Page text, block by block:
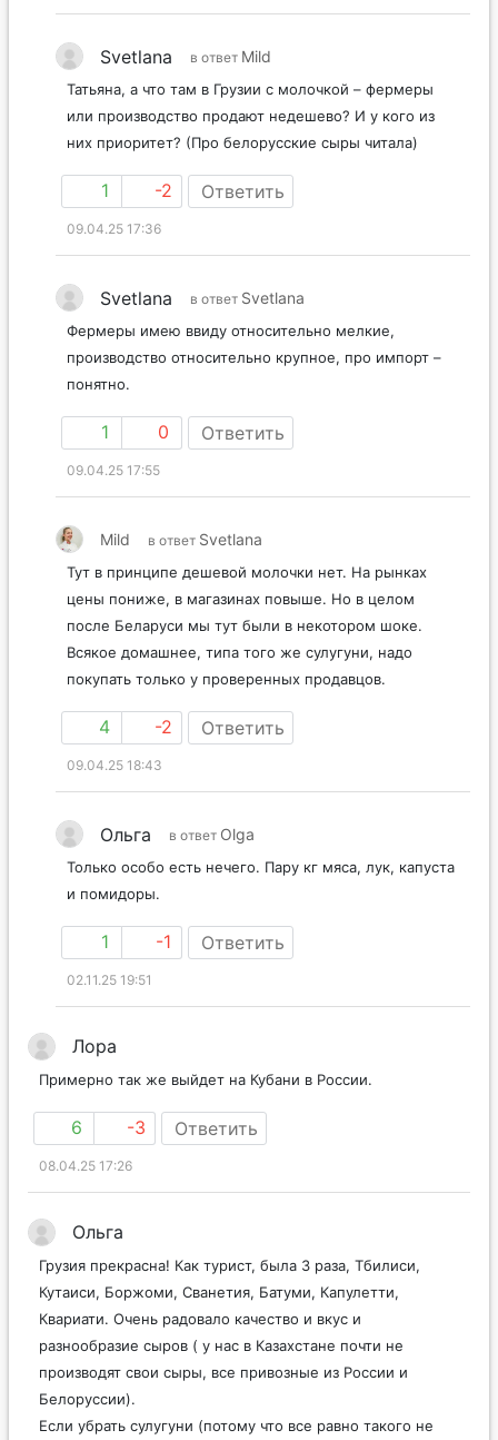
Svetlana в ответ Mild
Татьяна, а что там в Грузии с молочкой – фермеры
или производство продают недешево? И у кого из
них приоритет? (Про белорусские сыры читала)
1 -2 Ответить
09.04.25 17:36
Svetlana в ответ Svetlana
Фермеры имею ввиду относительно мелкие,
производство относительно крупное, про импорт –
понятно.
1 0 Ответить
09.04.25 17:55
Mild в ответ Svetlana
Тут в принципе дешевой молочки нет. На рынках
цены пониже, в магазинах повыше. Но в целом
после Беларуси мы тут были в некотором шоке.
Всякое домашнее, типа того же сулугуни, надо
покупать только у проверенных продавцов.
4 -2 Ответить
09.04.25 18:43
Ольга в ответ Olga
Только особо есть нечего. Пару кг мяса, лук, капуста
и помидоры.
1 -1 Ответить
02.11.25 19:51
Лора
Примерно так же выйдет на Кубани в России.
6 -3 Ответить
08.04.25 17:26
Ольга
Грузия прекрасна! Как турист, была 3 раза, Тбилиси,
Кутаиси, Боржоми, Сванетия, Батуми, Капулетти,
Квариати. Очень радовало качество и вкус и
разнообразие сыров ( у нас в Казахстане почти не
производят свои сыры, все привозные из России и
Белоруссии).
Если убрать сулугуни (потому что все равно такого не